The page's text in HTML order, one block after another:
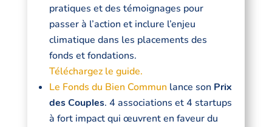
pratiques et des témoignages pour
passer à l’action et inclure l’enjeu
climatique dans les placements des
fonds et fondations.
Téléchargez le guide.
Le Fonds du Bien Commun lance son Prix
des Couples. 4 associations et 4 startups
à fort impact qui œuvrent en faveur du